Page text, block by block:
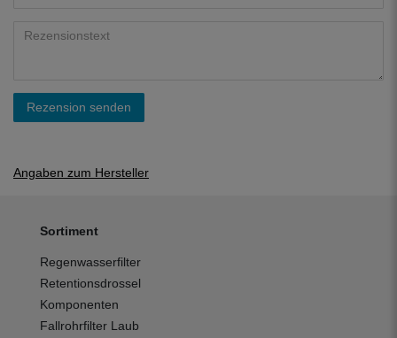
Rezension senden
Angaben zum Hersteller
Sortiment
Regenwasserfilter
Retentionsdrossel
Komponenten
Fallrohrfilter Laub